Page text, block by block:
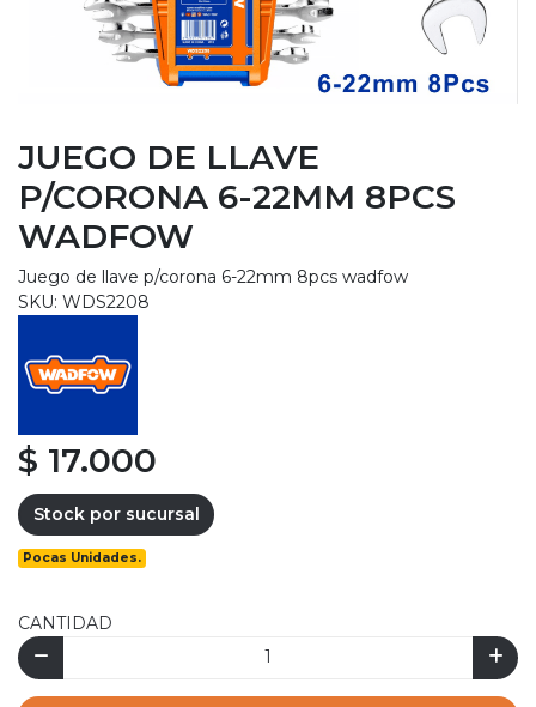
JUEGO DE LLAVE
P/CORONA 6-22MM 8PCS
WADFOW
Juego de llave p/corona 6-22mm 8pcs wadfow
SKU: WDS2208
$ 17.000
Stock por sucursal
Pocas Unidades.
CANTIDAD